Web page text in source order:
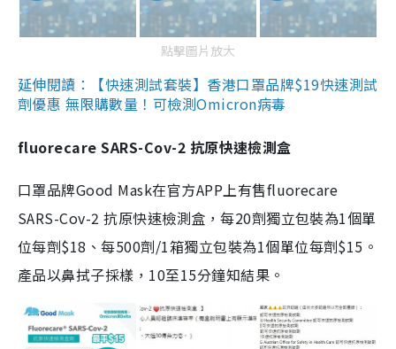
點擊圖片放大
延伸閱讀：【快速測試套裝】香港口罩品牌$19快速測試
劑優惠 無限購數量！可檢測Omicron病毒
fluorecare SARS-Cov-2 抗原快速檢測盒
口罩品牌Good Mask在官方APP上有售fluorecare
SARS-Cov-2 抗原快速檢測盒，每20劑獨立包裝為1個單
位每劑$18、每500劑/1箱獨立包裝為1個單位每劑$15。
產品以鼻拭子採樣，10至15分鐘知結果。